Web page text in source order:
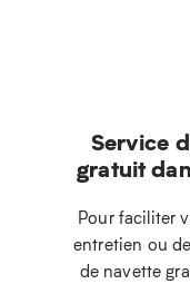
Service
gratuit
Pour faciliter
entretien ou
de navette